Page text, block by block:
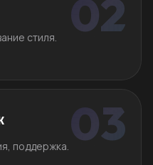
стиля.
поддержка.